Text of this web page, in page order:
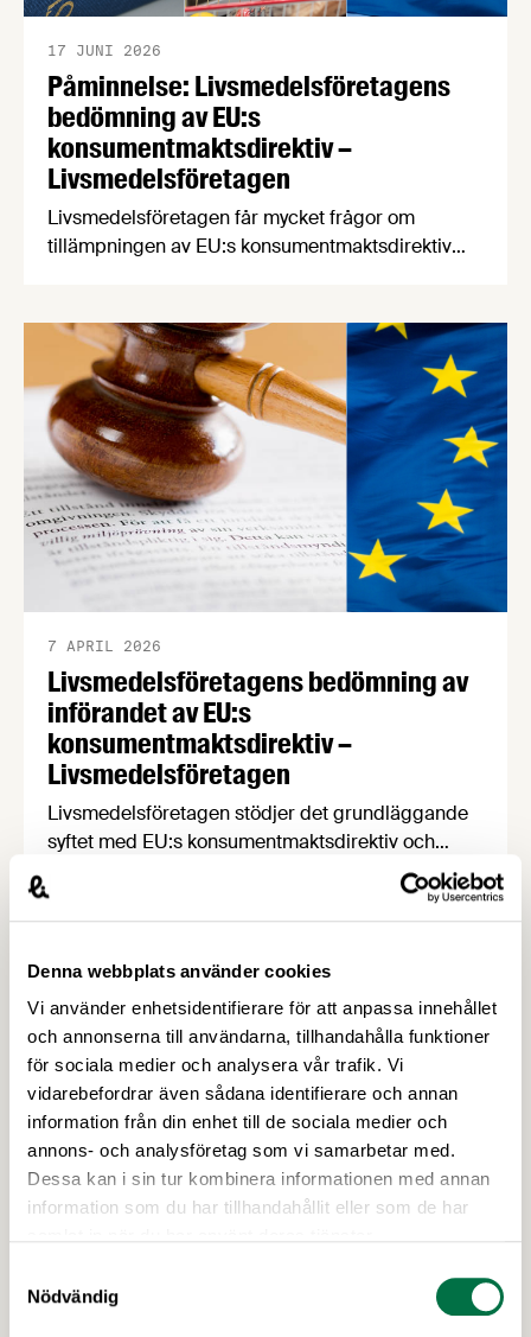
Denna webbplats använder cookies
Vi använder enhetsidentifierare för att anpassa innehållet
och annonserna till användarna, tillhandahålla funktioner
för sociala medier och analysera vår trafik. Vi
vidarebefordrar även sådana identifierare och annan
information från din enhet till de sociala medier och
annons- och analysföretag som vi samarbetar med.
Dessa kan i sin tur kombinera informationen med annan
information som du har tillhandahållit eller som de har
Nödvändig
Påminnelse: Livsmedelsföretagens
bedömning av EU:s
konsumentmaktsdirektiv –
Livsmedelsföretagen
17 JUNI 2026
Livsmedelsföretagen får mycket frågor om
tillämpningen av EU:s konsumentmaktsdirektiv
bedömning av tillämpningen av direktivet som vi
publicerade i april i år. Konsumentmaktsdirektivet
(ECGT) är ett EU-direktiv som ska göra det lättare
för konsumenter att fatta hållbara och …
Livsmedelsföretagens bedömning av
införandet av EU:s
konsumentmaktsdirektiv –
Livsmedelsföretagen
7 APRIL 2026
Livsmedelsföretagen stödjer det grundläggande
syftet med EU:s konsumentmaktsdirektiv och
delar ambitionen om ökad transparens och
tydligare hållbarhetskommunikation. Men trots
upprepade möten vägrar Regeringskansliet och
kring övergångsregler. Därför ger
Livsmedelsföretagen nu sin samlade bedömning
till medlemsföretagen.
Uppdaterad version av
Märkningshandboken nu tillgänglig